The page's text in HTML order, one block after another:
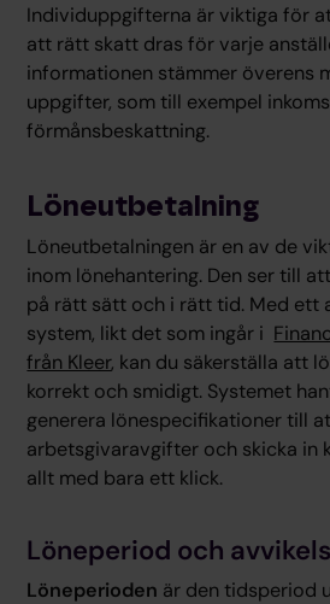
Individuppgifterna är viktiga för
att rätt skatt dras för varje
informationen stämmer överens
uppgifter, som till exempel
förmånsbeskattning.
Löneutbetalning
Löneutbetalningen är en av de
inom lönehantering. Den ser till
på rätt sätt och i rätt tid. Med ett
system, likt det som ingår i
från Kleer, kan du säkerställa att
korrekt och smidigt. Systemet
generera lönespecifikationer till
arbetsgivaravgifter och skicka in
allt med bara ett klick.
Löneperiod och
Löneperioden är den tidsperiod